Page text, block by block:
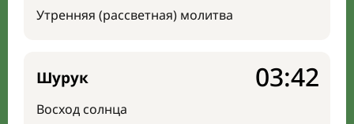
Утренняя (рассветная) молитва
Шурук
Восход солнца
03:42